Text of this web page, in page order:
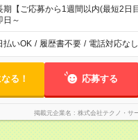
期【ご応募から1週間以内(最短2日
日～
払いOK / 履歴書不要 / 電話対応なし
る！ 応募する
掲載元企業名 株式会社テクノ・サ